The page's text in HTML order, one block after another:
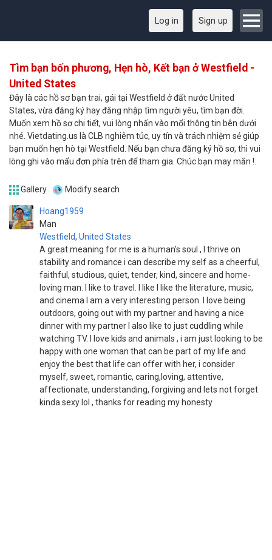
Log in Sign up
Tìm bạn bốn phương, Hẹn hò, Kết bạn ở Westfield -
United States
Đây là các hồ sơ bạn trai, gái tại Westfield ở đất nước United
States, vừa đăng ký hay đăng nhập tìm người yêu, tìm bạn đời.
Muốn xem hồ sơ chi tiết, vui lòng nhấn vào mổi thông tin bên dưới
nhé. Vietdating.us là CLB nghiêm túc, uy tín và trách nhiệm sẻ giúp
bạn muốn hẹn hò tại Westfield. Nếu bạn chưa đăng ký hồ sơ, thì vui
lòng ghi vào mẩu đơn phía trên để tham gia. Chúc bạn may mắn !.
Gallery Modify search
Hoang1959
Man
Westfield, United States
A great meaning for me is a human's soul , I thrive on
stability and romance i can describe my self as a cheerful,
faithful, studious, quiet, tender, kind, sincere and home-
loving man. I like to travel. I like I like the literature, music,
and cinema I am a very interesting person. I love being
outdoors, going out with my partner and having a nice
dinner with my partner I also like to just cuddling while
watching TV. I love kids and animals , i am just looking to be
happy with one woman that can be part of my life and
enjoy the best that life can offer with her, i consider
myself, sweet, romantic, caring,loving, attentive,
affectionate, understanding, forgiving and lets not forget
kinda sexy lol , thanks for reading my honesty